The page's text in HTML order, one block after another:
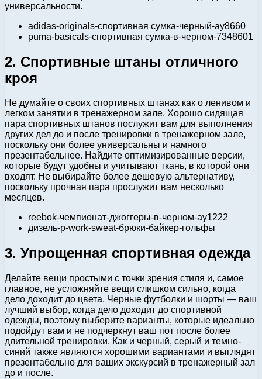
универсальности.
adidas-originals-спортивная сумка-черный-ay8660
puma-basicals-спортивная сумка-в-черном-7348601
2. Спортивные штаны отличного
кроя
Не думайте о своих спортивных штанах как о ленивом и
легком занятии в тренажерном зале. Хорошо сидящая
пара спортивных штанов послужит вам для выполнения
других дел до и после тренировки в тренажерном зале,
поскольку они более универсальны и намного
презентабельнее. Найдите оптимизированные версии,
которые будут удобны и учитывают ткань, в которой они
входят. Не выбирайте более дешевую альтернативу,
поскольку прочная пара прослужит вам несколько
месяцев.
reebok-чемпионат-джоггеры-в-черном-ay1222
дизель-p-work-sweat-брюки-байкер-гольфы
3. Упрощенная спортивная одежда
Делайте вещи простыми с точки зрения стиля и, самое
главное, не усложняйте вещи слишком сильно, когда
дело доходит до цвета. Черные футболки и шорты — ваш
лучший выбор, когда дело доходит до спортивной
одежды, поэтому выберите варианты, которые идеально
подойдут вам и не подчеркнут ваш пот после более
длительной тренировки. Как и черный, серый и темно-
синий также являются хорошими вариантами и выглядят
презентабельно для ваших экскурсий в тренажерный зал
до и после.